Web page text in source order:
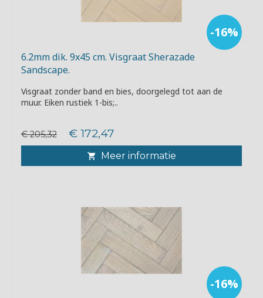
-16%
6.2mm dik. 9x45 cm. Visgraat Sherazade
Sandscape.
Visgraat zonder band en bies, doorgelegd tot aan de
muur. Eiken rustiek 1-bis;..
€ 205,32 € 172,47
Meer informatie
-16%